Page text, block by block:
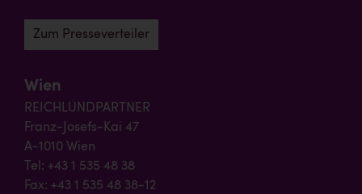
Zum Presseverteiler
Wien
REICHLUNDPARTNER
Franz-Josefs-Kai 47
A-1010 Wien
Tel: +43 1 535 48 38
Fax: +43 1 535 48 38-12